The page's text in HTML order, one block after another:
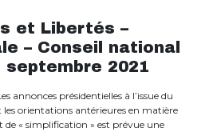
et Libertés –
– Conseil national
septembre 2021
annonces présidentielles à l’issue du
orientations antérieures en matière
de « simplification » est prévue une